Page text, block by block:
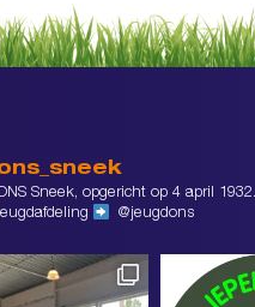
Sneek, opgericht op 4 april
jeugdafdeling
@jeugdons